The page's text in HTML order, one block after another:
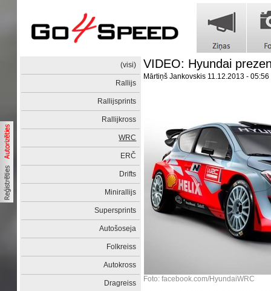
(visi)
Rallijs
Rallijsprints
Rallijkross
WRC
ERČ
Drifts
Minirallijs
Supersprints
Autošoseja
Folkreiss
Autokross
Dragreiss
VIDEO: Hyundai
Mārtiņš Jankovskis 11.12.2013 - 05:56
Foto: facebook.com/HyundaiWRC